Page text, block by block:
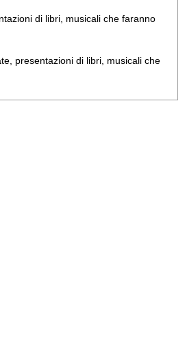
di libri, musicali che faranno
presentazioni di libri, musicali che